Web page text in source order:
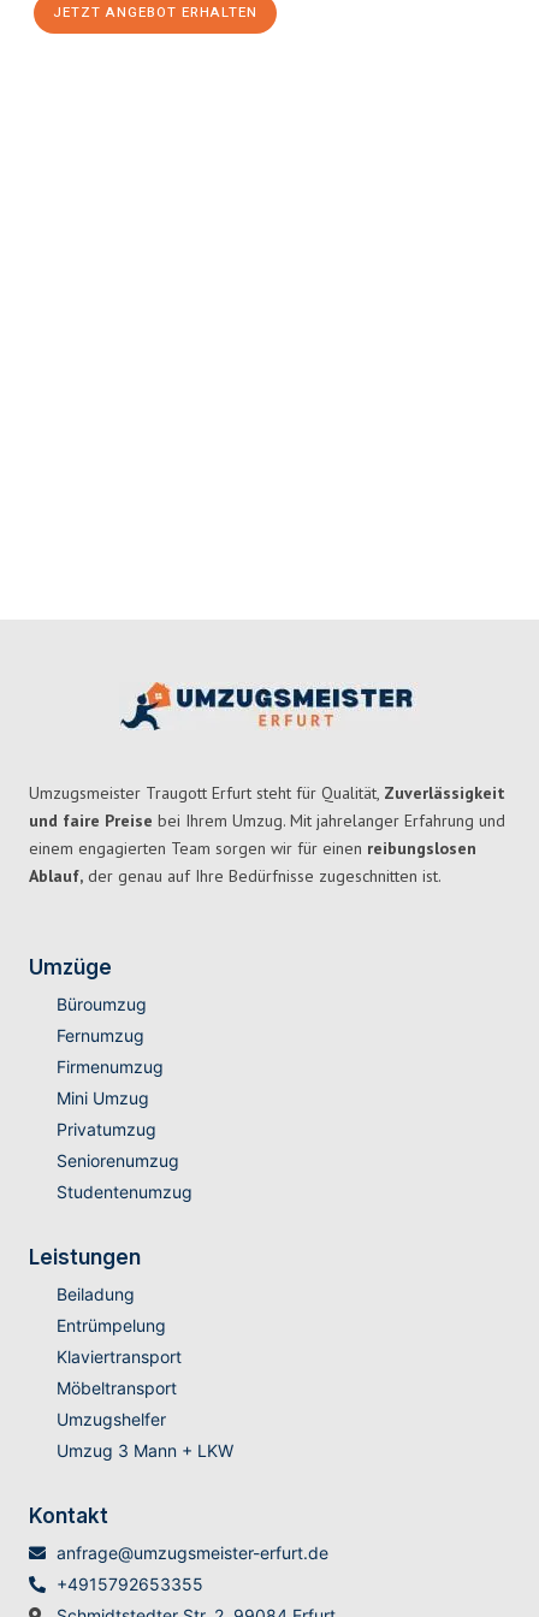
JETZT ANGEBOT ERHALTEN
Umzugsmeister Traugott Erfurt steht für Qualität, Zuverlässigkeit
und faire Preise bei Ihrem Umzug. Mit jahrelanger Erfahrung und
einem engagierten Team sorgen wir für einen reibungslosen
Ablauf, der genau auf Ihre Bedürfnisse zugeschnitten ist.
Umzüge
Büroumzug
Fernumzug
Firmenumzug
Mini Umzug
Privatumzug
Seniorenumzug
Studentenumzug
Leistungen
Beiladung
Entrümpelung
Klaviertransport
Möbeltransport
Umzugshelfer
Umzug 3 Mann + LKW
Kontakt
anfrage@umzugsmeister-erfurt.de
+4915792653355